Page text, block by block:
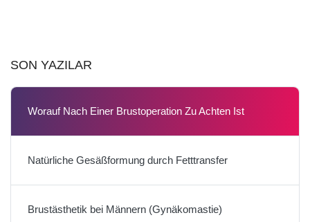
SON YAZILAR
Worauf Nach Einer Brustoperation Zu Achten Ist
Natürliche Gesäßformung durch Fetttransfer
Brustästhetik bei Männern (Gynäkomastie)